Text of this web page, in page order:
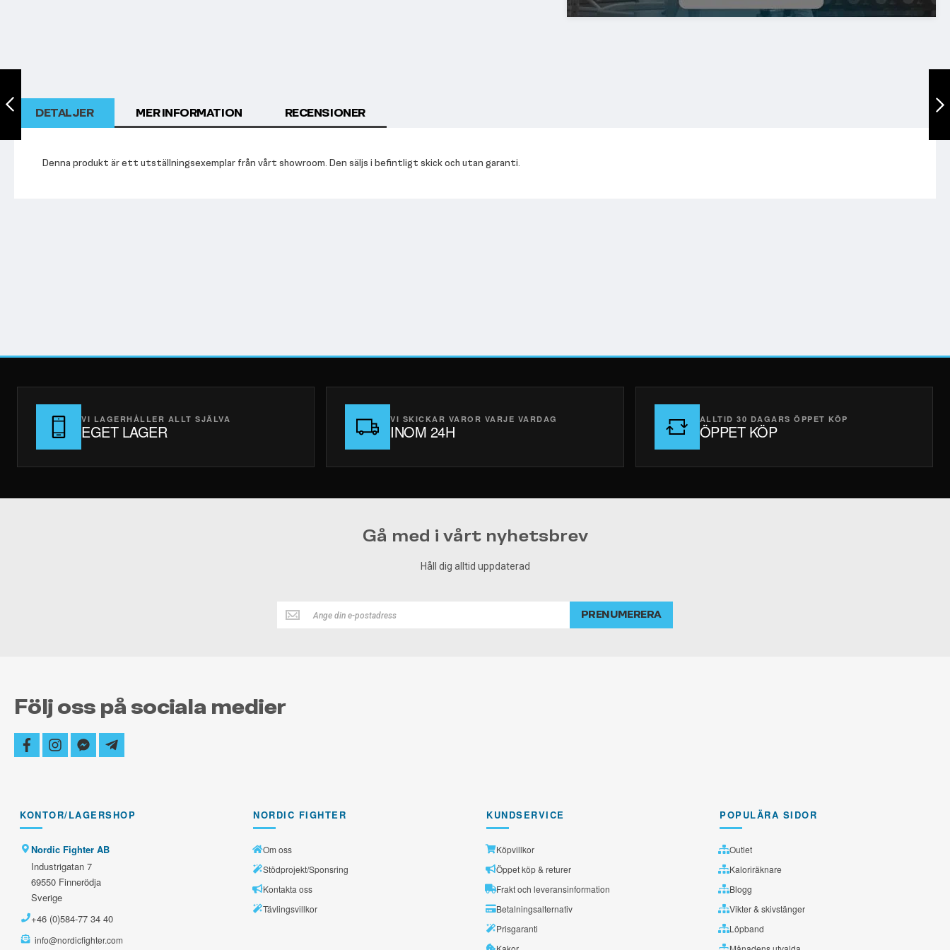
DUAL LAT PULL
DOWNDETALJER
Denna produkt är ett utställningsexemplar från vårt showroom. Den säljs i befintligt skick och utan garanti.
MER INFORMATION RECENSIONER
VI LAGERHÅLLER ALLT SJÄLVA
EGET LAGER
VI SKICKAR VAROR VARJE VARDAG
INOM 24H
ALLTID 30 DAGARS ÖPPET KÖP
ÖPPET KÖP
Gå med i vårt nyhetsbrev
Håll dig alltid uppdaterad
Håll
dig
PRENUMERERA
Följ oss på sociala medier
facebookinstagram
facebook-
messenger
telegram-
plane
KONTOR/LAGERSHOP
Nordic Fighter AB
Industrigatan 7
69550 Finnerödja
Sverige
+46 (0)584-77 34 40
info@nordicfighter.com
NORDIC FIGHTER
Om oss
Stödprojekt/Sponsring
Kontakta oss
Tävlingsvillkor
KUNDSERVICE
Köpvillkor
Öppet köp & returer
Frakt och leveransinformation
Betalningsalternativ
Prisgaranti
POPULÄRA SIDOR
Outlet
Kaloriräknare
Blogg
Vikter & skivstänger
Löpband